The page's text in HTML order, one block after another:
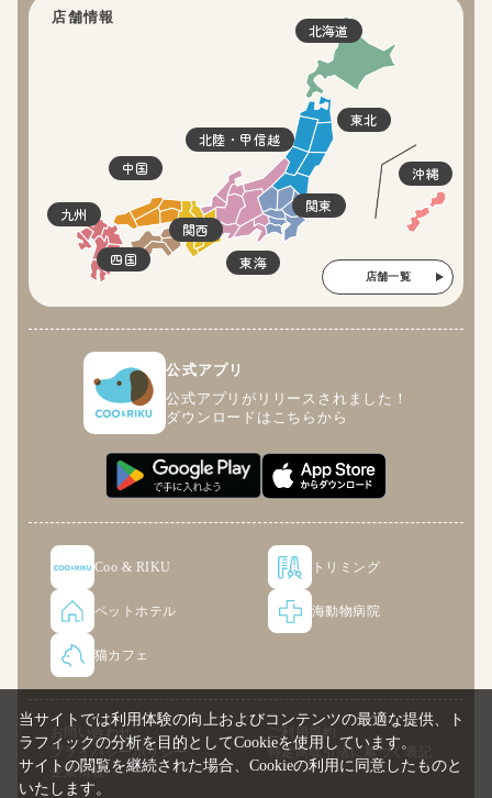
店舗情報
北海道
東北
関東
北陸・甲信越
東海
関西
四国
中国
九州
沖縄
店舗一覧
公式アプリ
公式アプリがリリースされました！
ダウンロードはこちらから
Coo & RIKU トリミング
ペットホテル 海動物病院
猫カフェ
お問い合わせ
ご利用規約
プライバシーポリシー
特定商取引法に基づく表記
企業情報
当サイトでは利用体験の向上およびコンテンツの最適な提供、ト
ラフィックの分析を目的としてCookieを使用しています。
サイトの閲覧を継続された場合、Cookieの利用に同意したものと
いたします。